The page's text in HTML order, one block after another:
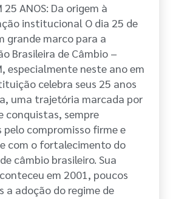
25 ANOS: Da origem à
institucional O dia 25 de
grande marco para a
Brasileira de Câmbio –
especialmente neste ano em
celebra seus 25 anos
uma trajetória marcada por
conquistas, sempre
compromisso firme e
com o fortalecimento do
câmbio brasileiro. Sua
em 2001, poucos
a adoção do regime de